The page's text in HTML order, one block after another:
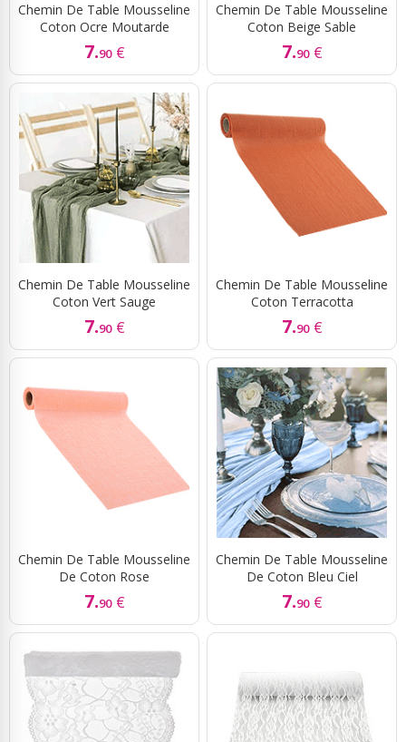
Chemin De Table Mousseline
Coton Ocre Moutarde
7.90 €
Chemin De Table Mousseline
Coton Beige Sable
7.90 €
Chemin De Table Mousseline
Coton Vert Sauge
7.90 €
Chemin De Table Mousseline
Coton Terracotta
7.90 €
Chemin De Table Mousseline
De Coton Rose
7.90 €
Chemin De Table Mousseline
De Coton Bleu Ciel
7.90 €